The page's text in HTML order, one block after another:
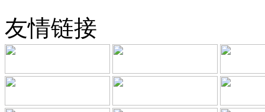
友情链接